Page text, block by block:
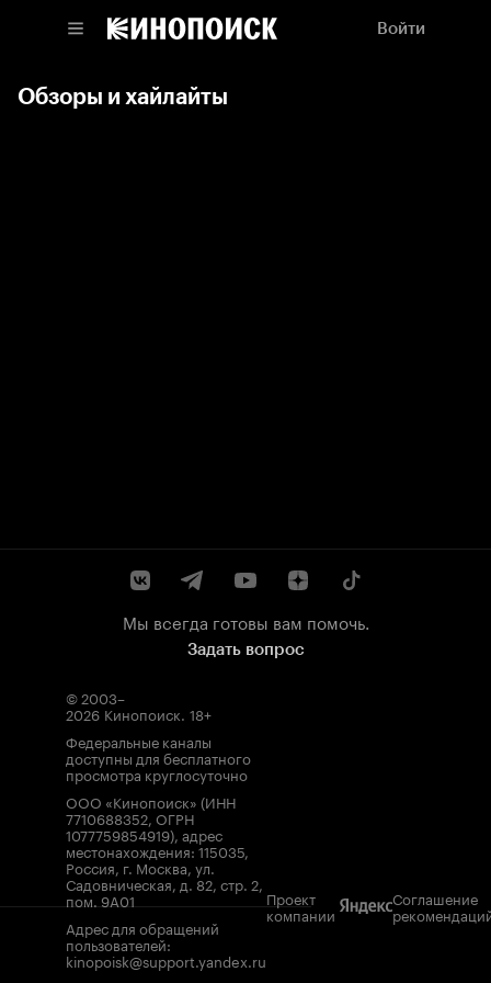
Войти
Обзоры и хайлайты
Мы всегда готовы вам помочь.
Задать вопрос
© 2003–
2026 Кинопоиск. 18+
Федеральные каналы
доступны для бесплатного
просмотра круглосуточно
ООО «Кинопоиск» (ИНН
7710688352, ОГРН
1077759854919), адрес
местонахождения: 115035,
Россия, г. Москва, ул.
Садовническая, д. 82, стр. 2,
пом. 9А01
Адрес для обращений
пользователей:
kinopoisk@support.yandex.ru
Проект
компании
Соглашение